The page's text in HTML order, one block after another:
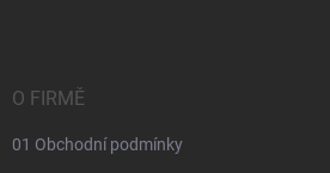
O FIRMĚ
01 Obchodní podmínky